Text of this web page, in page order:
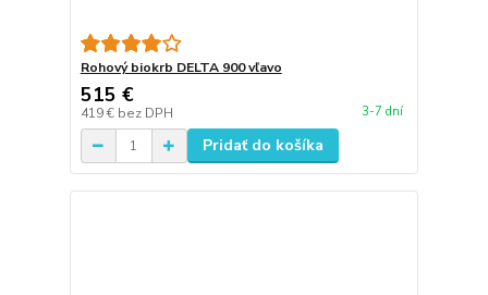
Rohový biokrb DELTA 900 vľavo
515 €
419 € bez DPH 3-7 dní
Pridať do košíka